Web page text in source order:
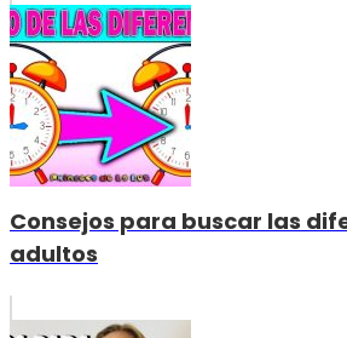
Consejos para buscar las
adultos